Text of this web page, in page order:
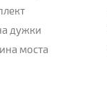
дужки
моста